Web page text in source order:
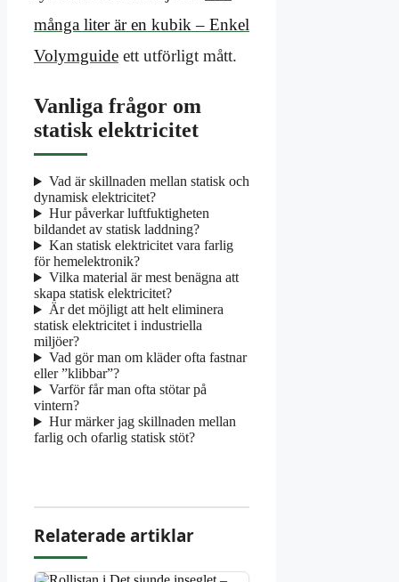
många liter är en kubik – Enkel
Volymguide ett utförligt mått.
Vanliga frågor om
statisk elektricitet
Vad är skillnaden mellan statisk och
dynamisk elektricitet?
Hur påverkar luftfuktigheten
bildandet av statisk laddning?
Kan statisk elektricitet vara farlig
för hemelektronik?
Vilka material är mest benägna att
skapa statisk elektricitet?
Är det möjligt att helt eliminera
statisk elektricitet i industriella
miljöer?
Vad gör man om kläder ofta fastnar
eller ”klibbar”?
Varför får man ofta stötar på
vintern?
Hur märker jag skillnaden mellan
farlig och ofarlig statisk stöt?
Relaterade artiklar